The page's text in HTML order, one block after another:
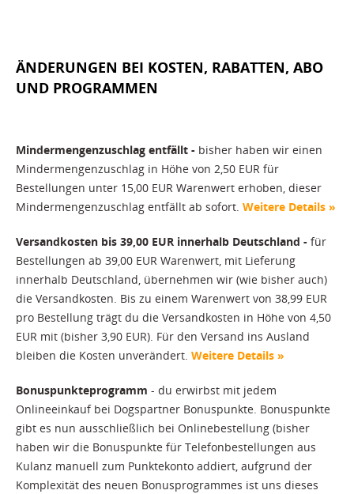
ÄNDERUNGEN BEI KOSTEN, RABATTEN, ABO
UND PROGRAMMEN
Mindermengenzuschlag entfällt - bisher haben wir einen
Mindermengenzuschlag in Höhe von 2,50 EUR für
Bestellungen unter 15,00 EUR Warenwert erhoben, dieser
Mindermengenzuschlag entfällt ab sofort. Weitere Details »
Versandkosten bis 39,00 EUR innerhalb Deutschland - für
Bestellungen ab 39,00 EUR Warenwert, mit Lieferung
innerhalb Deutschland, übernehmen wir (wie bisher auch)
die Versandkosten. Bis zu einem Warenwert von 38,99 EUR
pro Bestellung trägt du die Versandkosten in Höhe von 4,50
EUR mit (bisher 3,90 EUR). Für den Versand ins Ausland
bleiben die Kosten unverändert. Weitere Details »
Bonuspunkteprogramm - du erwirbst mit jedem
Onlineeinkauf bei Dogspartner Bonuspunkte. Bonuspunkte
gibt es nun ausschließlich bei Onlinebestellung (bisher
haben wir die Bonuspunkte für Telefonbestellungen aus
Kulanz manuell zum Punktekonto addiert, aufgrund der
Komplexität des neuen Bonusprogrammes ist uns dieses